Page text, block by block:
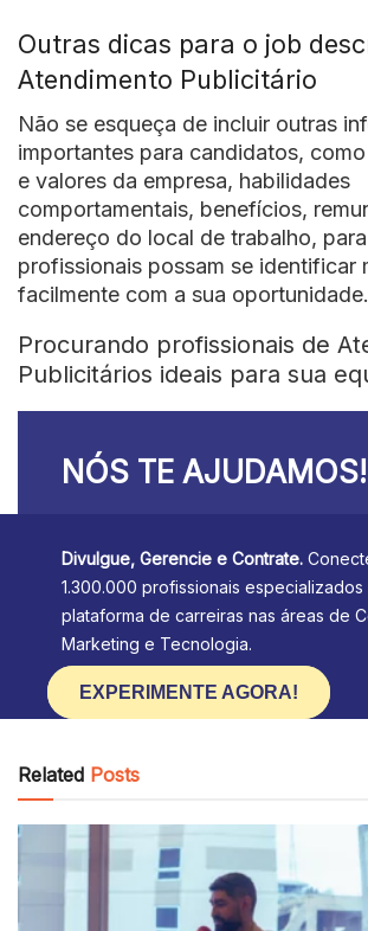
Outras dicas para o job
Atendimento Publicitário
Não se esqueça de incluir outras
importantes para candidatos,
e valores da empresa, habilidades
comportamentais, benefícios,
endereço do local de trabalho,
profissionais possam se identificar
facilmente com a sua oportunidade.
Procurando profissionais de
Publicitários ideais para sua
NÓS TE AJUDAMOS!
Divulgue, Gerencie e Contrate.
1.300.000 profissionais especializados
plataforma de carreiras nas áreas de
Marketing e Tecnologia.
EXPERIMENTE AGORA!
Related Posts